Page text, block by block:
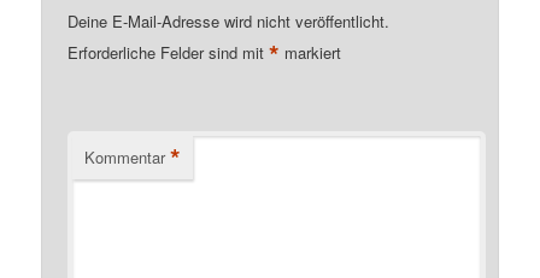
Deine E-Mail-Adresse wird nicht veröffentlicht.
Erforderliche Felder sind mit* markiert
Kommentar *